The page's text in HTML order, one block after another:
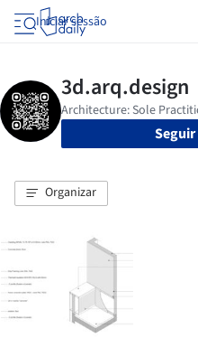
Iniciar sessão
Seguir
Organizar